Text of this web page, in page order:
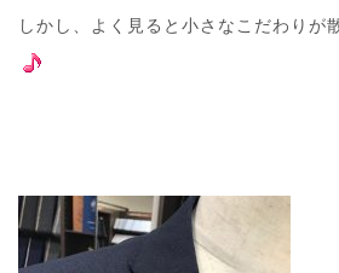
しかし、よく見ると小さなこだわりが